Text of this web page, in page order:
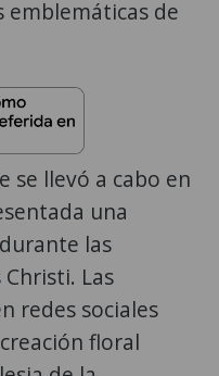
emblemáticas de
se llevó a cabo en
una
las
Las
redes sociales
floral